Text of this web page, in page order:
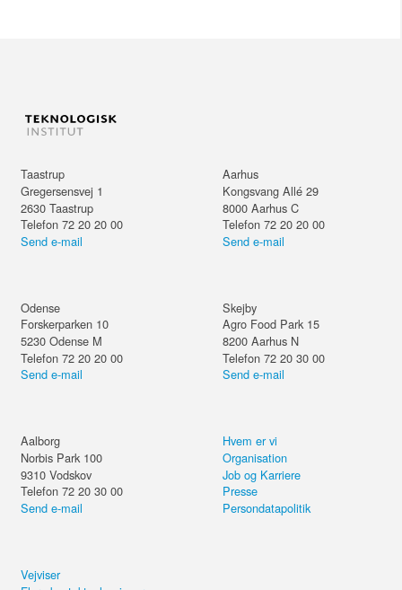
Taastrup
Gregersensvej 1
2630 Taastrup
Telefon 72 20 20 00
Send e-mail
Aarhus
Kongsvang Allé 29
8000 Aarhus C
Telefon 72 20 20 00
Send e-mail
Odense
Forskerparken 10
5230 Odense M
Telefon 72 20 20 00
Send e-mail
Skejby
Agro Food Park 15
8200 Aarhus N
Telefon 72 20 30 00
Send e-mail
Aalborg
Norbis Park 100
9310 Vodskov
Telefon 72 20 30 00
Send e-mail
Hvem er vi
Organisation
Job og Karriere
Presse
Persondatapolitik
Vejviser